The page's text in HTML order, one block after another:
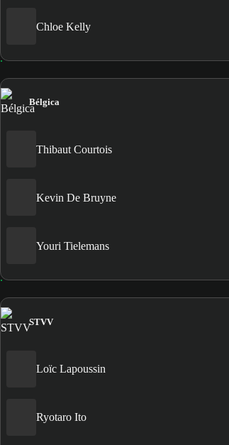
Chloe Kelly
Bélgica
Thibaut Courtois
Kevin De Bruyne
Youri Tielemans
STVV
Loïc Lapoussin
Ryotaro Ito